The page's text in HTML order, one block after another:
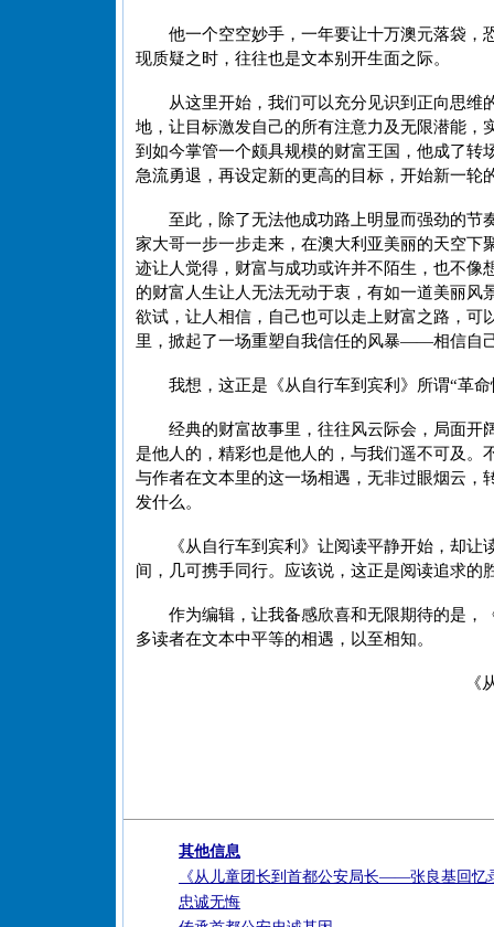
他一个空空妙手，一年要让十万澳元落袋，
现质疑之时，往往也是文本别开生面之际。
从这里开始，我们可以充分见识到正向思
地，让目标激发自己的所有注意力及无限潜能
到如今掌管一个颇具规模的财富王国，他成了
急流勇退，再设定新的更高的目标，开始新一轮
至此，除了无法他成功路上明显而强劲的节
家大哥一步一步走来，在澳大利亚美丽的天空
迹让人觉得，财富与成功或许并不陌生，也不
的财富人生让人无法无动于衷，有如一道美丽
欲试，让人相信，自己也可以走上财富之路，
里，掀起了一场重塑自我信任的风暴——相信自
我想，这正是《从自行车到宾利》所谓“革
经典的财富故事里，往往风云际会，局面
是他人的，精彩也是他人的，与我们遥不可及
与作者在文本里的这一场相遇，无非过眼烟云
发什么。
《从自行车到宾利》让阅读平静开始，却
间，几可携手同行。应该说，这正是阅读追求的
作为编辑，让我备感欣喜和无限期待的是，
多读者在文本中平等的相遇，以至相知。
《
其他信息
《从儿童团长到首都公安局长——张良基回忆
忠诚无悔